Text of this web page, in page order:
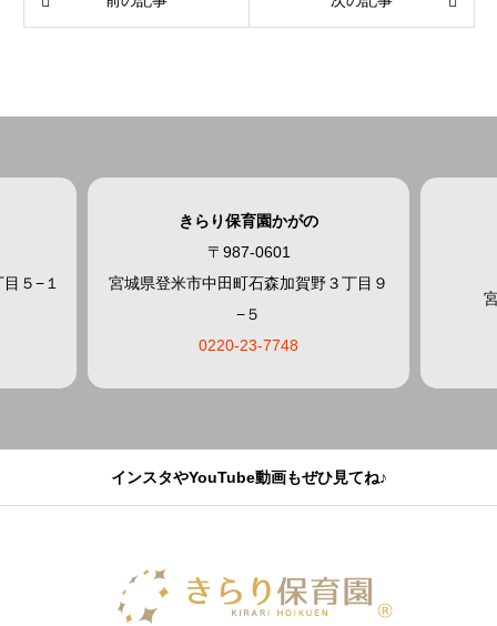
５−１
きらり保育園かがの
〒987-0601
宮城県登米市中田町石森加賀野３丁目９
−５
0220-23-7748
インスタやYouTube動画もぜひ見てね♪